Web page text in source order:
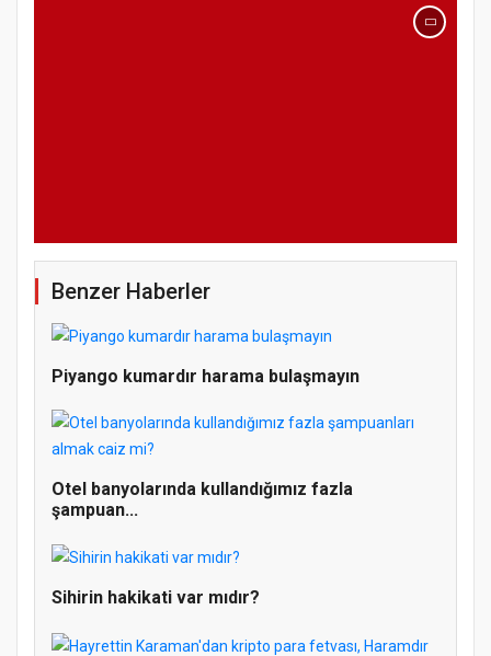
Benzer Haberler
Piyango kumardır harama bulaşmayın
Otel banyolarında kullandığımız fazla
şampuan...
Sihirin hakikati var mıdır?